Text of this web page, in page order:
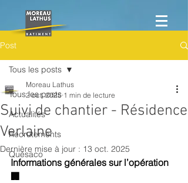
Post
Tous les posts
Actualités
Recrutements
Quésaco
Tous les posts
Suivi de chantier - Résidence
Verlaine
Moreau Lathus
2 oct. 2025 1 min de lecture
Dernière mise à jour : 13 oct. 2025
Informations générales sur l’opération
🏢